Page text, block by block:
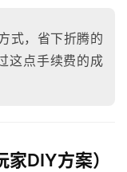
式，省下折腾的
这点手续费的成
DIY方案）